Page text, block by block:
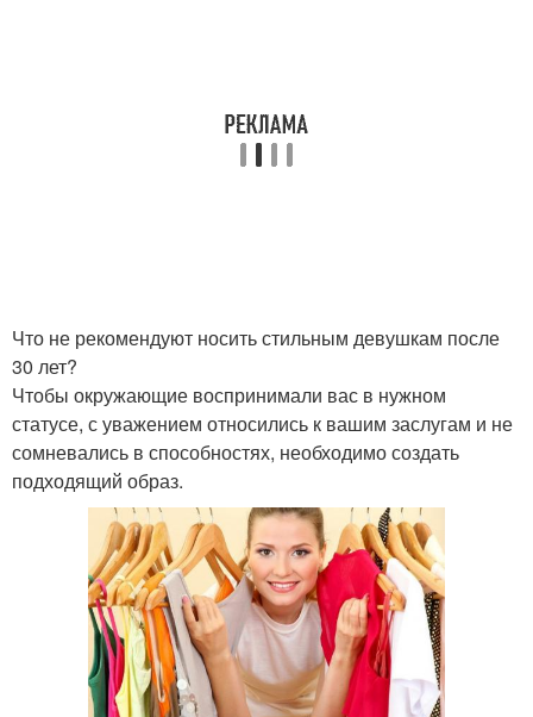
Что не рекомендуют носить стильным девушкам после
30 лет?
Чтобы окружающие воспринимали вас в нужном
статусе, с уважением относились к вашим заслугам и не
сомневались в способностях, необходимо создать
подходящий образ.